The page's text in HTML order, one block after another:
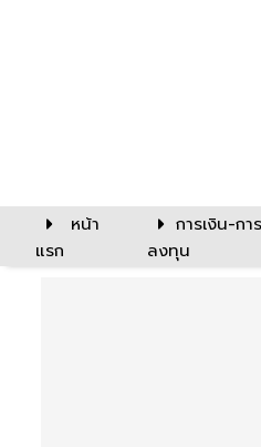
หน้า
แรก
การเงิน-การ
ลงทุน